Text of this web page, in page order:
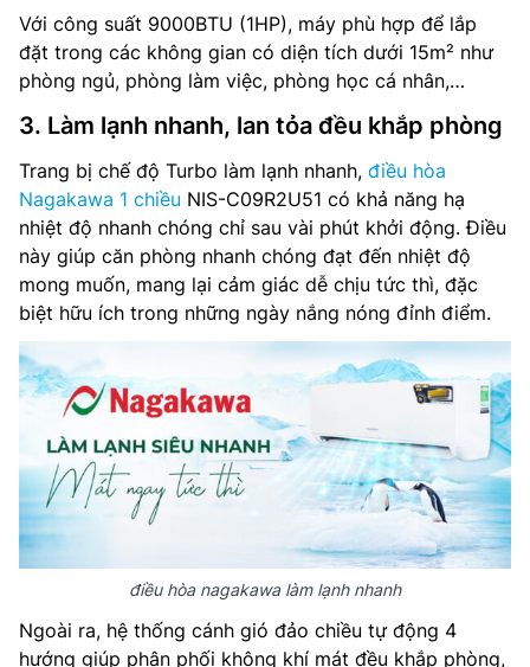
Với công suất 9000BTU (1HP), máy phù hợp để lắp
đặt trong các không gian có diện tích dưới 15m² như
phòng ngủ, phòng làm việc, phòng học cá nhân,…
3. Làm lạnh nhanh, lan tỏa đều khắp phòng
Trang bị chế độ Turbo làm lạnh nhanh, điều hòa
Nagakawa 1 chiều NIS-C09R2U51 có khả năng hạ
nhiệt độ nhanh chóng chỉ sau vài phút khởi động. Điều
này giúp căn phòng nhanh chóng đạt đến nhiệt độ
mong muốn, mang lại cảm giác dễ chịu tức thì, đặc
biệt hữu ích trong những ngày nắng nóng đỉnh điểm.
điều hòa nagakawa làm lạnh nhanh
Ngoài ra, hệ thống cánh gió đảo chiều tự động 4
hướng giúp phân phối không khí mát đều khắp phòng,